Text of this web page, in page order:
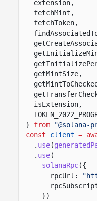
extension,
fetchMint,
fetchToken,
getMintSize,
isExtension,
}
from "@solana-
const
client =
. use(
. use(
solanaRpc({
rpcUrl:
})